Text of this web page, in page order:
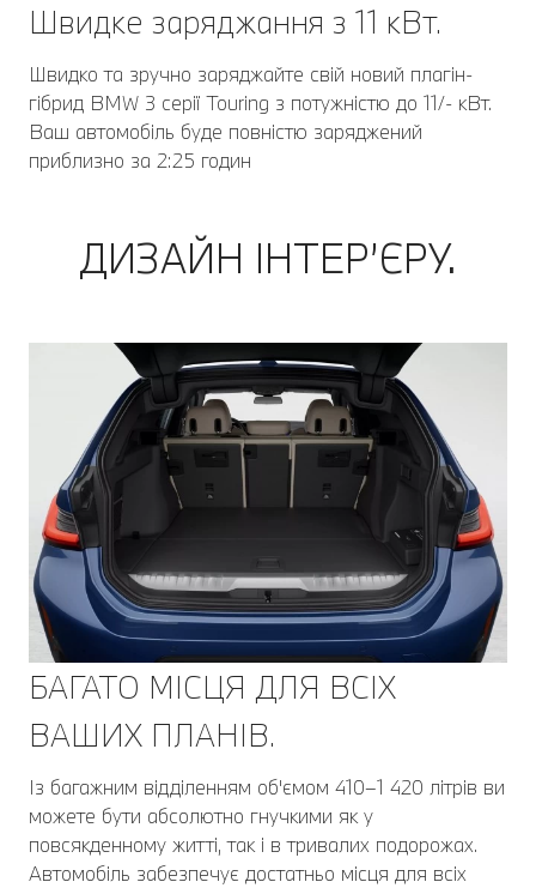
Швидке заряджання з 11 кВт.
Швидко та зручно заряджайте свій новий плагін-
гібрид BMW 3 серії Touring з потужністю до 11/- кВт.
Ваш автомобіль буде повністю заряджений
приблизно за 2:25 годин
ДИЗАЙН ІНТЕР’ЄРУ.
БАГАТО МІСЦЯ ДЛЯ ВСІХ
ВАШИХ ПЛАНІВ.
Із багажним відділенням об'ємом 410–1 420 літрів ви
можете бути абсолютно гнучкими як у
повсякденному житті, так і в тривалих подорожах.
Автомобіль забезпечує достатньо місця для всіх